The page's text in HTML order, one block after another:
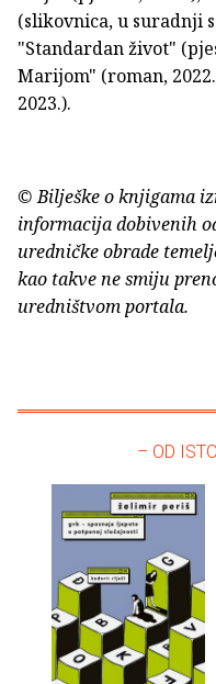
(slikovnica, u suradnji
"Standardan život"
Marijom" (roman,
2023.).
© Bilješke o knjigama
informacija dobivenih
uredničke obrade
kao takve ne smiju
uredništvom portala.
– OD